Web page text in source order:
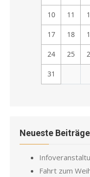
10 11
17 18
24 25
31
Neueste Beiträge
Fahrt zum